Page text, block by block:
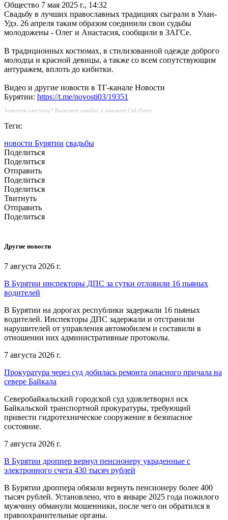
Общество 7 мая 2025 г., 14:32
Свадьбу в лучших православных традициях сыграли в Улан-
Удэ. 26 апреля таким образом соединили свои судьбы
молодожены - Олег и Анастасия, сообщили в ЗАГСе.
В традиционных костюмах, в стилизованной одежде доброго
молодца и красной девицы, а также со всем сопутствующим
антуражем, вплоть до кибитки.
Видео и другие новости в ТГ-канале Новости
Бурятии: https://t.me/novosti03/19351
Заметили опечатку? Выделите ошибку и нажмите Ctrl+Enter.
Теги:
новости Бурятии свадьбы
Поделиться
Поделиться
Отправить
Поделиться
Поделиться
Твитнуть
Отправить
Поделиться
Другие новости
7 августа 2026 г.
В Бурятии инспекторы ДПС за сутки отловили 16 пьяных
водителей
В Бурятии на дорогах республики задержали 16 пьяных
водителей. Инспекторы ДПС задержали и отстранили
нарушителей от управления автомобилем и составили в
отношении них административные протоколы.
7 августа 2026 г.
Прокуратура через суд добилась ремонта опасного причала на
севере Байкала
Северобайкальский городской суд удовлетворил иск
Байкальской транспортной прокуратуры, требующий
привести гидротехническое сооружение в безопасное
состояние.
7 августа 2026 г.
В Бурятии дроппер вернул пенсионеру украденные с
электронного счета 430 тысяч рублей
В Бурятии дроппера обязали вернуть пенсионеру более 400
тысяч рублей. Установлено, что в январе 2025 года пожилого
мужчину обманули мошенники, после чего он обратился в
правоохранительные органы.